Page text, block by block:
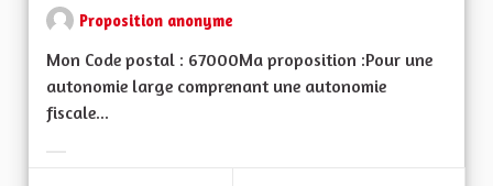
Proposition anonyme
Mon Code postal : 67000Ma proposition :Pour une
autonomie large comprenant une autonomie
fiscale...